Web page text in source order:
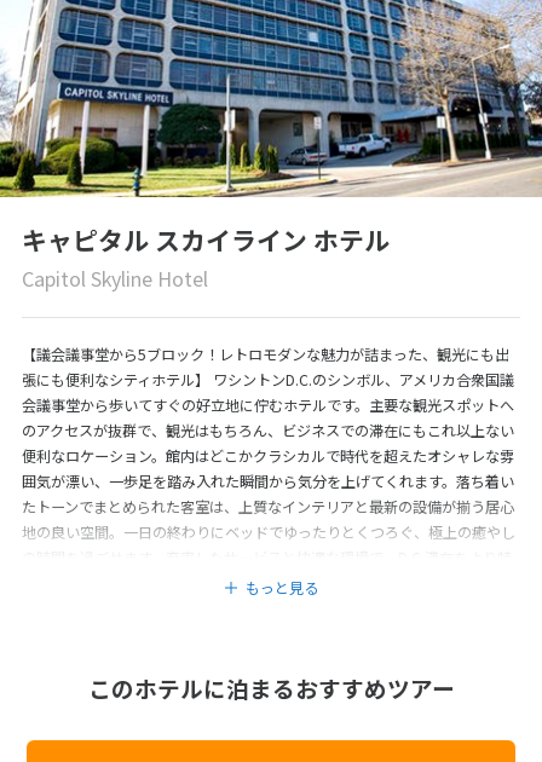
キャピタル スカイライン ホテル
Capitol Skyline Hotel
【議会議事堂から5ブロック！レトロモダンな魅力が詰まった、観光にも出
張にも便利なシティホテル】 ワシントンD.C.のシンボル、アメリカ合衆国議
会議事堂から歩いてすぐの好立地に佇むホテルです。主要な観光スポットへ
のアクセスが抜群で、観光はもちろん、ビジネスでの滞在にもこれ以上ない
便利なロケーション。館内はどこかクラシカルで時代を超えたオシャレな雰
囲気が漂い、一歩足を踏み入れた瞬間から気分を上げてくれます。落ち着い
たトーンでまとめられた客室は、上質なインテリアと最新の設備が揃う居心
地の良い空間。一日の終わりにベッドでゆったりとくつろぐ、極上の癒やし
別なものにしてくれる一軒です。 もっと見る
このホテルに泊まるおすすめツアー